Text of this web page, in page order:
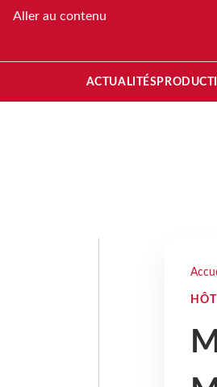
Aller au contenu
ACTUALITÉS